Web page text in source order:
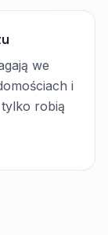
we
i
robią